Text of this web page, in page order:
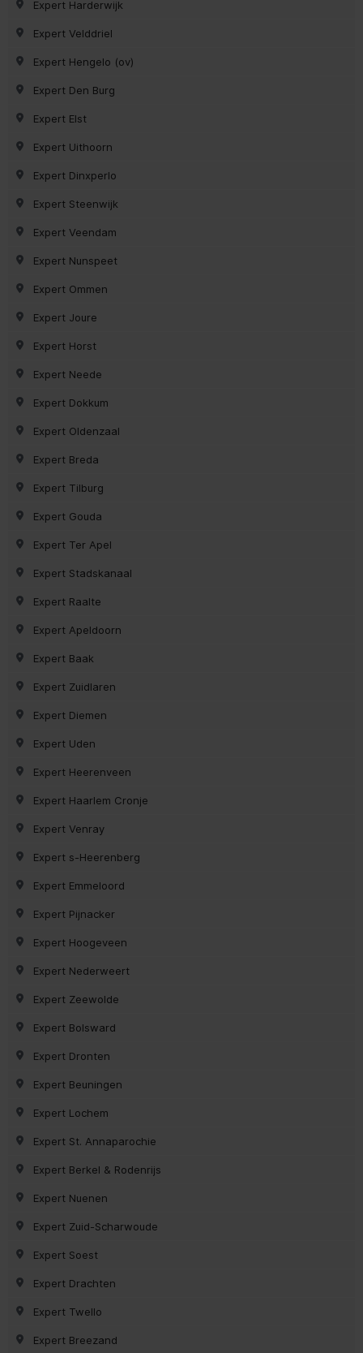
Expert Harderwijk
Expert Velddriel
Expert Hengelo (ov)
Expert Den Burg
Expert Elst
Expert Uithoorn
Expert Dinxperlo
Expert Steenwijk
Expert Veendam
Expert Nunspeet
Expert Ommen
Expert Joure
Expert Horst
Expert Neede
Expert Dokkum
Expert Oldenzaal
Expert Breda
Expert Tilburg
Expert Gouda
Expert Ter Apel
Expert Stadskanaal
Expert Raalte
Expert Apeldoorn
Expert Baak
Expert Zuidlaren
Expert Diemen
Expert Uden
Expert Heerenveen
Expert Haarlem Cronje
Expert Venray
Expert s-Heerenberg
Expert Emmeloord
Expert Pijnacker
Expert Hoogeveen
Expert Nederweert
Expert Zeewolde
Expert Bolsward
Expert Dronten
Expert Beuningen
Expert Lochem
Expert St. Annaparochie
Expert Berkel & Rodenrijs
Expert Nuenen
Expert Zuid-Scharwoude
Expert Soest
Expert Drachten
Expert Twello
Expert Breezand